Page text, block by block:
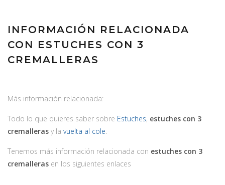
INFORMACIÓN RELACIONADA
CON ESTUCHES CON 3
CREMALLERAS
Más información relacionada:
Todo lo que quieres saber sobre Estuches, estuches con 3
cremalleras y la vuelta al cole.
Tenemos más información relacionada con estuches con 3
cremalleras en los siguientes enlaces